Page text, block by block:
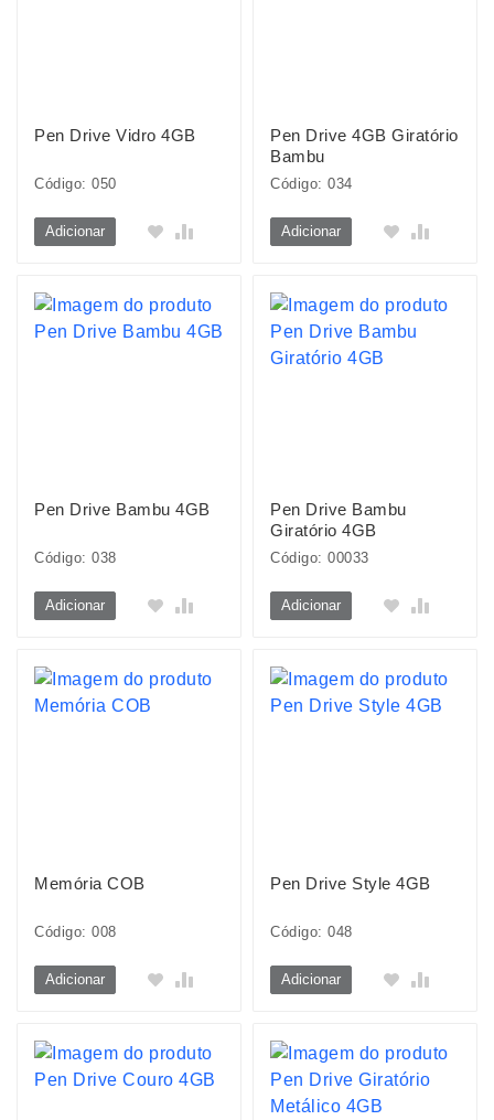
Pen Drive Vidro 4GB
Código: 050
Adicionar
Pen Drive 4GB Giratório
Bambu
Código: 034
Adicionar
Pen Drive Bambu 4GB
Código: 038
Adicionar
Pen Drive Bambu
Giratório 4GB
Código: 00033
Adicionar
Memória COB
Código: 008
Adicionar
Pen Drive Style 4GB
Código: 048
Adicionar